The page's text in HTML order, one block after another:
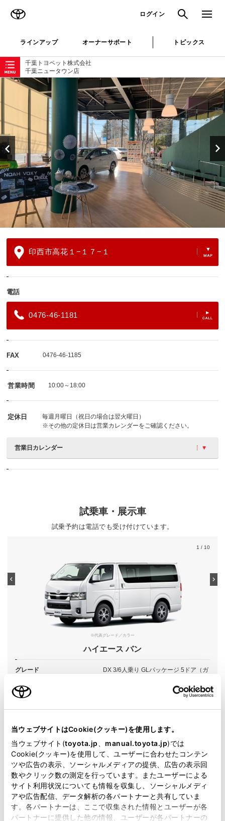
当ウェブサイトはCookie(クッキー)を使用します。
当ウェブサイト(toyota.jp manual.toyota.jp)では
Cookie(クッキー)を使用して、ユーザーに合わせたコンテン
ツや広告の表示、ソーシャルメディアの提供、広告の表示回
数やクリック数の測定を行っています。またユーザーによる
サイト利用状況についても情報を収集し、ソーシャルメディ
アや広告配信、データ解析の各パートナーと共有していま
す。各パートナーは、ここで収集された情報とユーザーが各
パートナーに提供した他の情報、ユーザーが各パートナーの
ログイン 検索 メニュ
ラインアップ オーナーサポート トピックス
千葉トヨペット株式会社
千葉ニュータウン店
ローカルナビゲーション
印西市高花１−１７−１
電話
0476-46-1181
FAX 0476-46-1185
営業時間 10:00～18:00
定休日
毎週月曜日（祝日の場合は翌火曜日）
※その他の定休日は営業カレンダーをご確認ください。
営業日カレンダー
試乗車・展示車
試乗予約は電話でも受け付けています。
1 / 10
※代表グレード／カラー
ハイエース バン
グレード
DX 3/6人乗り GLパッケージ 5ドア（ガ
カラー
駆動方式 2WD FR
展示車
施設情報・サービス